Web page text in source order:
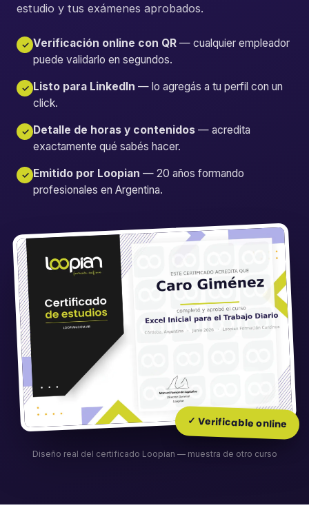
estudio y tus exámenes aprobados.
✓ Verificación online con QR — cualquier empleador
puede validarlo en segundos.
✓ Listo para LinkedIn — lo agregás a tu perfil con un
click.
✓ Detalle de horas y contenidos — acredita
exactamente qué sabés hacer.
✓ Emitido por Loopian — 20 años formando
profesionales en Argentina.
✓ Verificable online
Diseño real del certificado Loopian — muestra de otro curso